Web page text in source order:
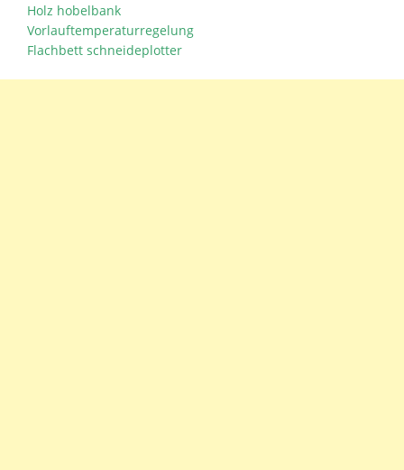
Holz hobelbank
Vorlauftemperaturregelung
Flachbett schneideplotter